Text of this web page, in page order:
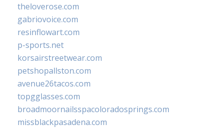
theloverose.com
gabriovoice.com
resinflowart.com
p-sports.net
korsairstreetwear.com
petshopallston.com
avenue26tacos.com
topgglasses.com
broadmoornailsspacoloradosprings.com
missblackpasadena.com